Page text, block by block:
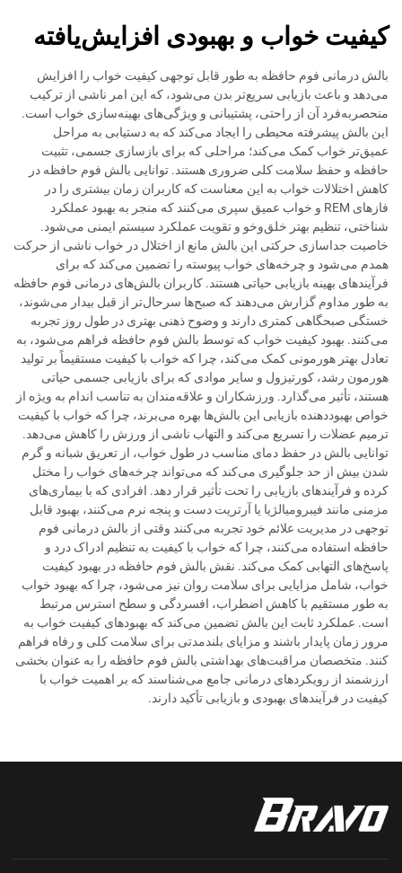
کیفیت خواب و بهبودی افزایش‌یافته
بالش درمانی فوم حافظه به طور قابل توجهی کیفیت خواب را افزایش
می‌دهد و باعث بازیابی سریع‌تر بدن می‌شود، که این امر ناشی از ترکیب
منحصربه‌فرد آن از راحتی، پشتیبانی و ویژگی‌های بهینه‌سازی خواب است.
این بالش پیشرفته محیطی را ایجاد می‌کند که به دستیابی به مراحل
عمیق‌تر خواب کمک می‌کند؛ مراحلی که برای بازسازی جسمی، تثبیت
حافظه و حفظ سلامت کلی ضروری هستند. توانایی بالش فوم حافظه در
کاهش اختلالات خواب به این معناست که کاربران زمان بیشتری را در
فازهای REM و خواب عمیق سپری می‌کنند که منجر به بهبود عملکرد
شناختی، تنظیم بهتر خلق‌وخو و تقویت عملکرد سیستم ایمنی می‌شود.
خاصیت جداسازی حرکتی این بالش مانع از اختلال در خواب ناشی از حرکت
همدم می‌شود و چرخه‌های خواب پیوسته را تضمین می‌کند که برای
فرآیندهای بهینه بازیابی حیاتی هستند. کاربران بالش‌های درمانی فوم حافظه
به طور مداوم گزارش می‌دهند که صبح‌ها سرحال‌تر از قبل بیدار می‌شوند،
خستگی صبحگاهی کمتری دارند و وضوح ذهنی بهتری در طول روز تجربه
می‌کنند. بهبود کیفیت خواب که توسط بالش فوم حافظه فراهم می‌شود، به
تعادل بهتر هورمونی کمک می‌کند، چرا که خواب با کیفیت مستقیماً بر تولید
هورمون رشد، کورتیزول و سایر موادی که برای بازیابی جسمی حیاتی
هستند، تأثیر می‌گذارد. ورزشکاران و علاقه‌مندان به تناسب اندام به ویژه از
خواص بهبوددهنده بازیابی این بالش‌ها بهره می‌برند، چرا که خواب با کیفیت
ترمیم عضلات را تسریع می‌کند و التهاب ناشی از ورزش را کاهش می‌دهد.
توانایی بالش در حفظ دمای مناسب در طول خواب، از تعریق شبانه و گرم
شدن بیش از حد جلوگیری می‌کند که می‌تواند چرخه‌های خواب را مختل
کرده و فرآیندهای بازیابی را تحت تأثیر قرار دهد. افرادی که با بیماری‌های
مزمنی مانند فیبرومیالژیا یا آرتریت دست و پنجه نرم می‌کنند، بهبود قابل
توجهی در مدیریت علائم خود تجربه می‌کنند وقتی از بالش درمانی فوم
حافظه استفاده می‌کنند، چرا که خواب با کیفیت به تنظیم ادراک درد و
پاسخ‌های التهابی کمک می‌کند. نقش بالش فوم حافظه در بهبود کیفیت
خواب، شامل مزایایی برای سلامت روان نیز می‌شود، چرا که بهبود خواب
به طور مستقیم با کاهش اضطراب، افسردگی و سطح استرس مرتبط
است. عملکرد ثابت این بالش تضمین می‌کند که بهبودهای کیفیت خواب به
مرور زمان پایدار باشند و مزایای بلندمدتی برای سلامت کلی و رفاه فراهم
کنند. متخصصان مراقبت‌های بهداشتی بالش فوم حافظه را به عنوان بخشی
ارزشمند از رویکردهای درمانی جامع می‌شناسند که بر اهمیت خواب با
کیفیت در فرآیندهای بهبودی و بازیابی تأکید دارند.